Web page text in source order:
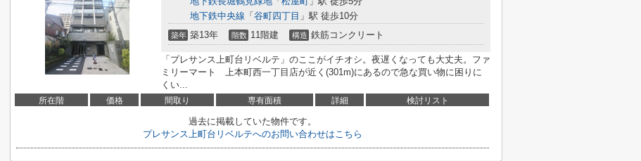
地下鉄中央線 「 谷町四丁目 」駅 徒歩10分
築年 築13年 階数 11階建 構造 鉄筋コンクリート
「プレサンス上町台リベルテ」のここがイチオシ。夜遅くなっても大丈夫。ファ
ミリーマート 上本町西一丁目店が近く(301m)にあるので急な買い物に困りに
くい...
所在階 価格 間取り 専有面積 詳細 検討リスト
過去に掲載していた物件です。
プレサンス上町台リベルテへのお問い合わせはこちら